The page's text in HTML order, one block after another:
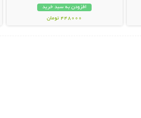
افزودن به سبد خرید
448000 تومان